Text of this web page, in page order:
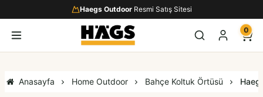
Haegs OutdoorResmi Satış Sitesi
0
Anasayfa Home Outdoor Bahçe Koltuk Örtüsü